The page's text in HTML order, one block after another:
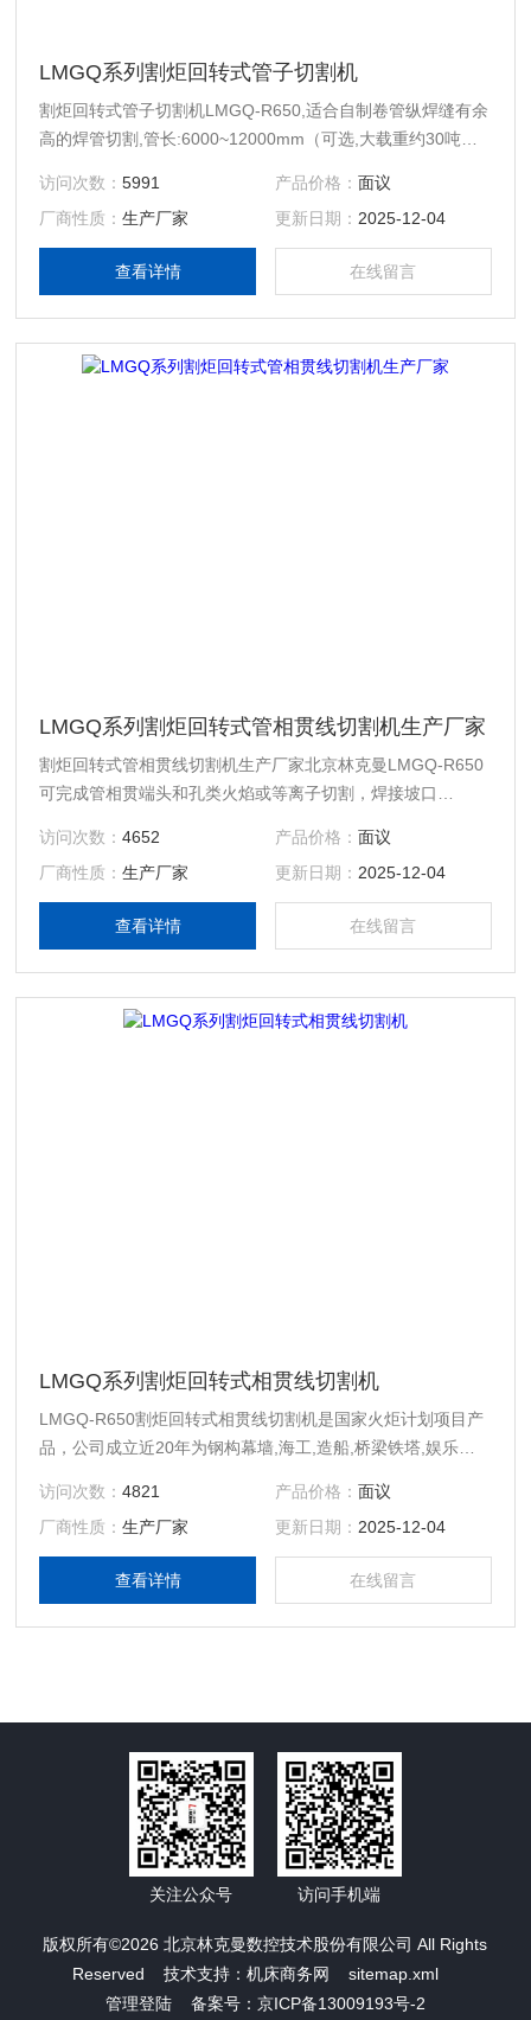
LMGQ系列割炬回转式管子切割机
割炬回转式管子切割机LMGQ-R650,适合自制卷管纵焊缝有余
高的焊管切割,管长:6000~12000mm（可选,大载重约30吨）,
访问次数：5991 产品价格： 面议
厂商性质：生产厂家 更新日期： 2025-12-04
查看详情 在线留言
LMGQ系列割炬回转式管相贯线切割机生产厂家
割炬回转式管相贯线切割机生产厂家北京林克曼LMGQ-R650
可完成管相贯端头和孔类火焰或等离子切割，焊接坡口
访问次数：4652 产品价格： 面议
厂商性质：生产厂家 更新日期： 2025-12-04
查看详情 在线留言
LMGQ系列割炬回转式相贯线切割机
LMGQ-R650割炬回转式相贯线切割机是国家火炬计划项目产
品，公司成立近20年为钢构幕墙,海工,造船,桥梁铁塔,娱乐设
信息请选择“进入展台”。
访问次数：4821 产品价格： 面议
厂商性质：生产厂家 更新日期： 2025-12-04
查看详情 在线留言
版权所有©2026 北京林克曼数控技术股份有限公司 All Rights
Reserved 技术支持：机床商务网
sitemap.xml
管理登陆
备案号：京ICP备13009193号-2
关注公众号 访问手机端